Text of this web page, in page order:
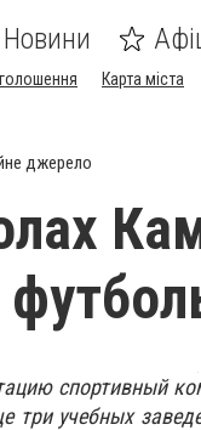
Новини
Карта міста
джерело
спортивный
три учебных